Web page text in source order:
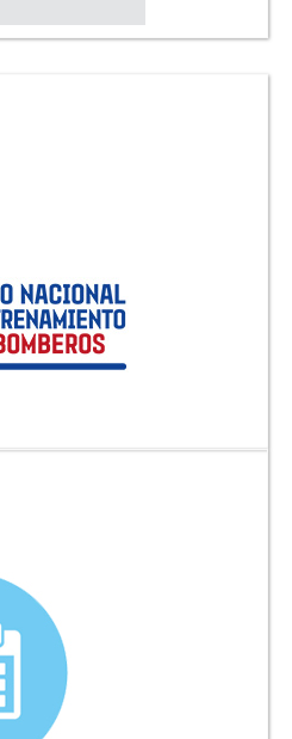
constituyen uno de los ejes
capacitación y formación
Voluntarios de la